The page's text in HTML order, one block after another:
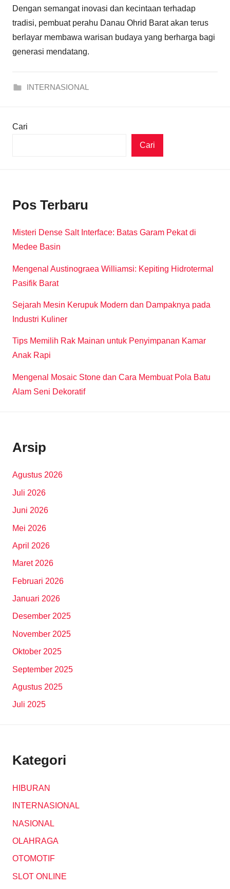
Dengan semangat inovasi dan kecintaan terhadap
tradisi, pembuat perahu Danau Ohrid Barat akan terus
berlayar membawa warisan budaya yang berharga bagi
generasi mendatang.
INTERNASIONAL
Cari
Cari
Pos Terbaru
Misteri Dense Salt Interface: Batas Garam Pekat di
Medee Basin
Mengenal Austinograea Williamsi: Kepiting Hidrotermal
Pasifik Barat
Sejarah Mesin Kerupuk Modern dan Dampaknya pada
Industri Kuliner
Tips Memilih Rak Mainan untuk Penyimpanan Kamar
Anak Rapi
Mengenal Mosaic Stone dan Cara Membuat Pola Batu
Alam Seni Dekoratif
Arsip
Agustus 2026
Juli 2026
Juni 2026
Mei 2026
April 2026
Maret 2026
Februari 2026
Januari 2026
Desember 2025
November 2025
Oktober 2025
September 2025
Agustus 2025
Juli 2025
Kategori
HIBURAN
INTERNASIONAL
NASIONAL
OLAHRAGA
OTOMOTIF
SLOT ONLINE